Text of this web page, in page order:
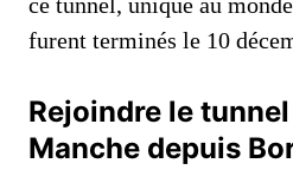
furent terminés le 10
Rejoindre le
Manche depuis